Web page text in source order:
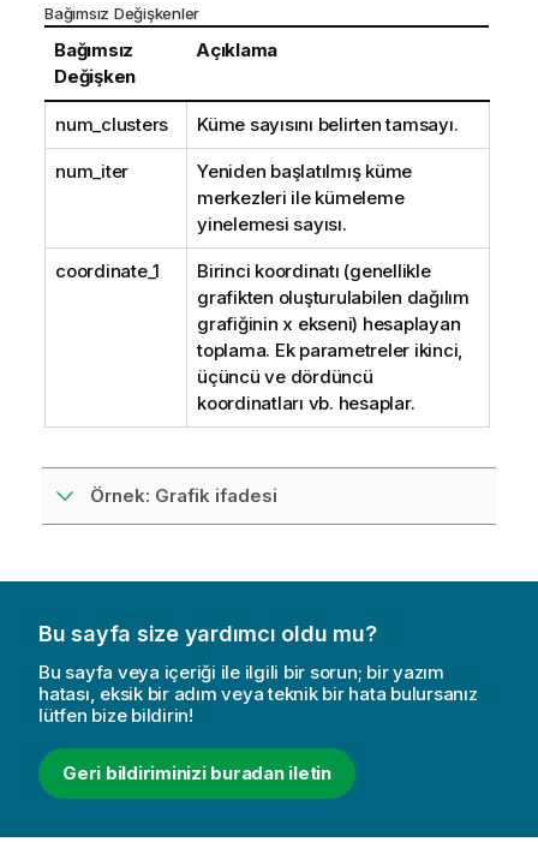
Bağımsız Değişkenler
Bağımsız
Değişken
Açıklama
num_clusters Küme sayısını belirten tamsayı.
num_iter
Yeniden başlatılmış küme
merkezleri ile kümeleme
yinelemesi sayısı.
coordinate_1
Birinci koordinatı (genellikle
grafikten oluşturulabilen dağılım
grafiğinin x ekseni) hesaplayan
toplama. Ek parametreler ikinci,
üçüncü ve dördüncü
koordinatları vb. hesaplar.
Örnek: Grafik ifadesi
Bu sayfa size yardımcı oldu mu?
Bu sayfa veya içeriği ile ilgili bir sorun; bir yazım
hatası, eksik bir adım veya teknik bir hata bulursanız
lütfen bize bildirin!
Geri bildiriminizi buradan iletin